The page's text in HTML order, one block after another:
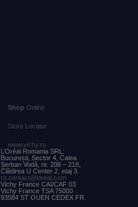
Shop Online
Store Locator
www.vichy.ro
L’Oréal Romania SRL:
București, Sector 4, Calea
Șerban Vodă, nr. 206 – 218,
Clădirea U Center 2, etaj 3.
ro.contact@loreal.com
Vichy France CAI/CAF 03
Vichy France TSA 75000
93584 ST OUEN CEDEX FR.